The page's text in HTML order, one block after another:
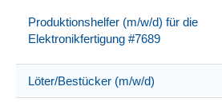
Produktionshelfer (m/w/d) für die
Elektronikfertigung #7689
Löter/Bestücker (m/w/d)